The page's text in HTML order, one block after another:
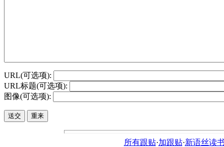
URL(可选项):
URL标题(可选项):
图像(可选项):
所有跟贴·加跟贴·新语丝读